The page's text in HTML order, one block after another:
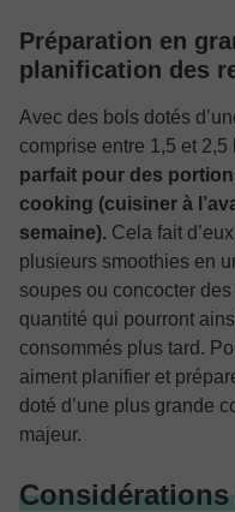
Préparation en
planification des
Avec des bols dotés
comprise entre 1,5 et 2,5
parfait pour des
cooking (cuisiner à
semaine). Cela fait
plusieurs smoothies en
soupes ou concocter
quantité qui pourront
consommés plus tard.
aiment planifier et
doté d’une plus grande
majeur.